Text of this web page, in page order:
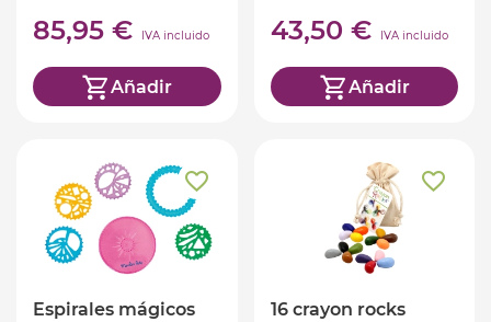
85,95 € IVA incluido
Añadir
43,50 € IVA incluido
Añadir
Espirales mágicos
16 crayon rocks